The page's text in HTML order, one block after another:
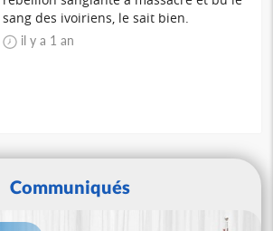
sang des ivoiriens, le sait bien.
il y a 1 an
Communiqués